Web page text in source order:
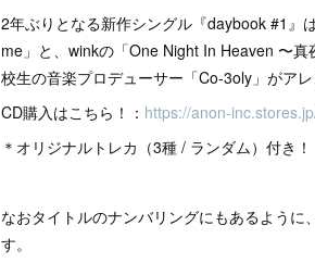
2年ぶりとなる新作シングル『daybook #1』
me」と、winkの「One Night In Heaven 〜
校生の音楽プロデューサー「Co-3oly」がアレ
CD購入はこちら！： https://anon-
＊オリジナルトレカ（3種 / ランダム）付き！
なおタイトルのナンバリングにもあるよう
す。